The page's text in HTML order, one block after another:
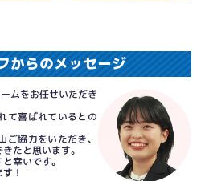
からのメッセージ
ムをお任せいただき
て喜ばれているとの
協力をいただき、
たと思います。
幸いです。
！